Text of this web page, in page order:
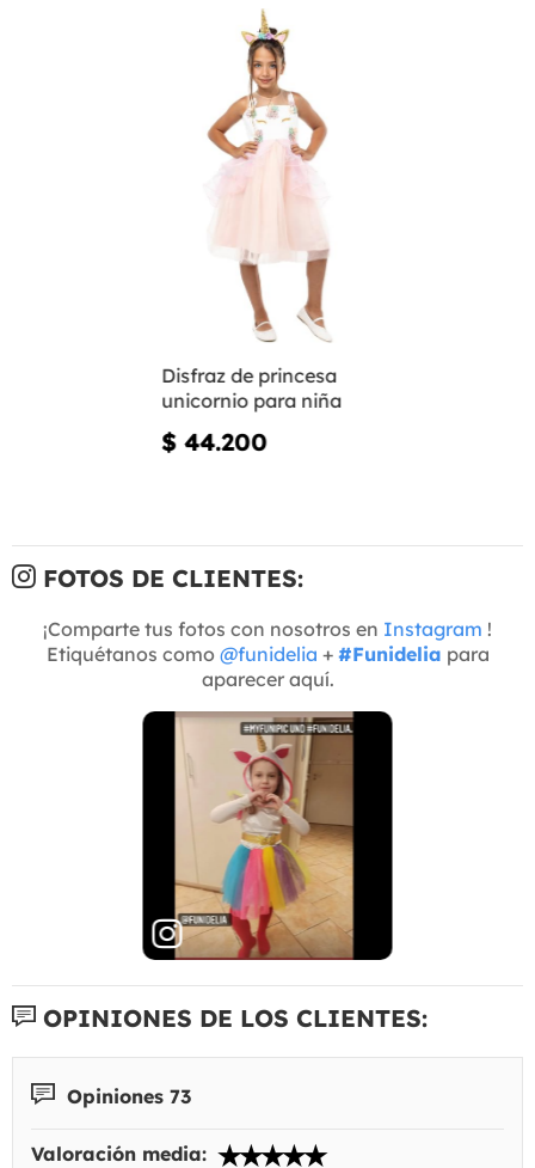
Disfraz de princesa
unicornio para niña
$ 44.200
FOTOS DE CLIENTES:
¡Comparte tus fotos con nosotros en Instagram !
Etiquétanos como @funidelia + #Funidelia para
aparecer aquí.
OPINIONES DE LOS CLIENTES:
Opiniones 73
Valoración media: